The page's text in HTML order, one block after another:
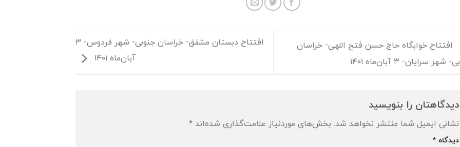
افتتاح خوابگاه حاج حسن فتح اللهی- خراسان
شهر سرایان- ۳ آبان‌ماه ۱۴۰۱
افتتاح دبستان مشفق- خراسان جنوبی- شهر فردوس- ۳
آبان‌ماه ۱۴۰۱
دیدگاهتان را بنویسید
نشانی ایمیل شما منتشر نخواهد شد. بخش‌های موردنیاز علامت‌گذاری شده‌اند*
دیدگاه*